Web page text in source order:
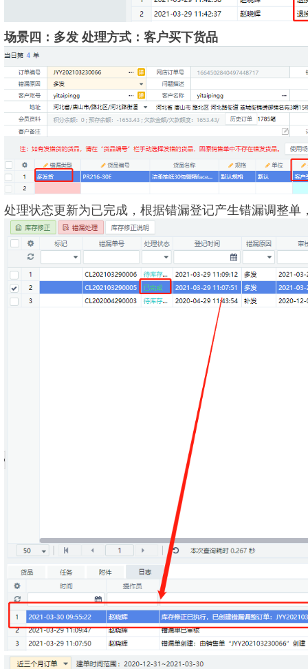
场景四：多发 处理方式：客户买下货品
处理状态更新为已完成， 根据错漏登记产生错漏调整单